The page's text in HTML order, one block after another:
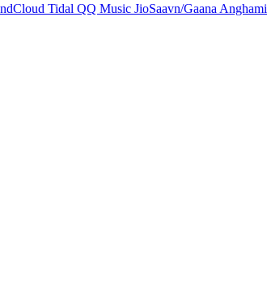
Tidal QQ Music JioSaavn/Gaana Anghami